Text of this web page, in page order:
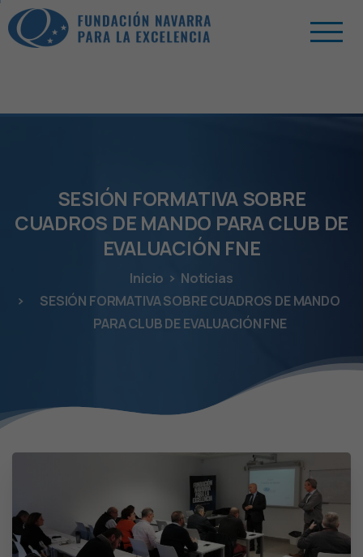
SESIÓN FORMATIVASOBRE
CUADROS DE MANDO PARACLUB DE
EVALUACIÓN FNE
Inicio
Noticias
SESIÓN FORMATIVA SOBRE CUADROS DE MANDO
PARA CLUB DE EVALUACIÓN FNE